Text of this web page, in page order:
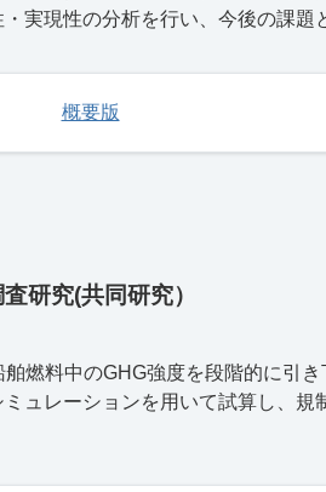
実現性の分析を行い、今後の課題
概要版
研究(共同研究）
燃料中のGHG強度を段階的に引
ュレーションを用いて試算し、